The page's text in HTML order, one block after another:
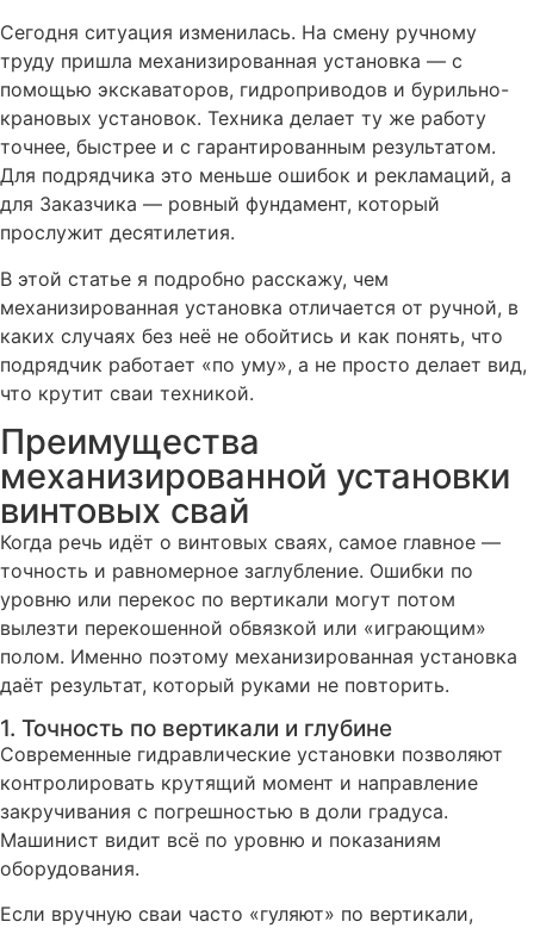
Сегодня ситуация изменилась. На смену ручному
труду пришла механизированная установка — с
помощью экскаваторов, гидроприводов и бурильно-
крановых установок. Техника делает ту же работу
точнее, быстрее и с гарантированным результатом.
Для подрядчика это меньше ошибок и рекламаций, а
для Заказчика — ровный фундамент, который
прослужит десятилетия.
В этой статье я подробно расскажу, чем
механизированная установка отличается от ручной, в
каких случаях без неё не обойтись и как понять, что
подрядчик работает «по уму», а не просто делает вид,
что крутит сваи техникой.
Преимущества
механизированной установки
винтовых свай
Когда речь идёт о винтовых сваях, самое главное —
точность и равномерное заглубление. Ошибки по
уровню или перекос по вертикали могут потом
вылезти перекошенной обвязкой или «играющим»
полом. Именно поэтому механизированная установка
даёт результат, который руками не повторить.
1. Точность по вертикали и глубине
Современные гидравлические установки позволяют
контролировать крутящий момент и направление
закручивания с погрешностью в доли градуса.
Машинист видит всё по уровню и показаниям
оборудования.
Если вручную сваи часто «гуляют» по вертикали,